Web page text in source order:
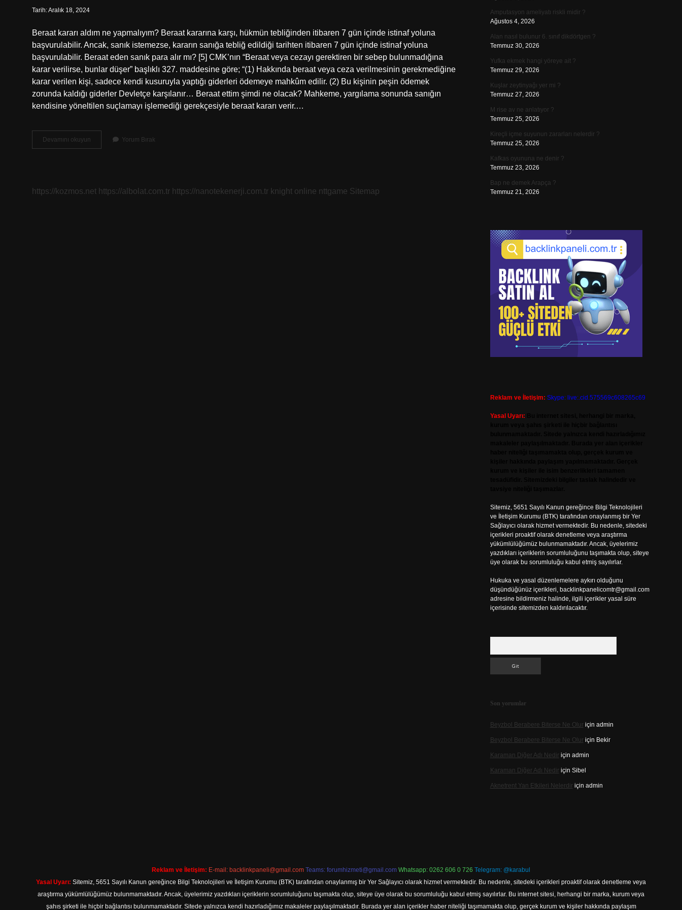
Tarih: Aralık 18, 2024
Beraat kararı aldım ne yapmalıyım? Beraat kararına karşı, hükmün tebliğinden itibaren 7 gün içinde istinaf yoluna
başvurulabilir. Ancak, sanık istemezse, kararın sanığa tebliğ edildiği tarihten itibaren 7 gün içinde istinaf yoluna
başvurulabilir. Beraat eden sanık para alır mı? [5] CMK’nın “Beraat veya cezayı gerektiren bir sebep bulunmadığına
karar verilirse, bunlar düşer” başlıklı 327. maddesine göre; “(1) Hakkında beraat veya ceza verilmesinin gerekmediğine
karar verilen kişi, sadece kendi kusuruyla yaptığı giderleri ödemeye mahkûm edilir. (2) Bu kişinin peşin ödemek
zorunda kaldığı giderler Devletçe karşılanır… Beraat ettim şimdi ne olacak? Mahkeme, yargılama sonunda sanığın
kendisine yöneltilen suçlamayı işlemediği gerekçesiyle beraat kararı verir.…
Devamını okuyun
Kararı
Yorum Bırak
https://kozmos.net https://albolat.com.tr https://nanotekenerji.com.tr knight online nttgame Sitemap
Amputasyon ameliyatı riskli midir ?
Ağustos 4, 2026
Alan nasıl bulunur 6. sınıf dikdörtgen ?
Temmuz 30, 2026
Yufka ekmek hangi yöreye ait ?
Temmuz 29, 2026
Kuşlar zeytinyağı yer mi ?
Temmuz 27, 2026
M rise av ne anlatıyor ?
Temmuz 25, 2026
Kireçli içme suyunun zararları nelerdir ?
Temmuz 25, 2026
Kafkas oyununa ne denir ?
Temmuz 23, 2026
Bap ne demek Arapça ?
Temmuz 21, 2026
Reklam ve İletişim: Skype: live:.cid.575569c608265c69
Yasal Uyarı:
Sitemiz, 5651 Sayılı Kanun gereğince Bilgi Teknolojileri
ve İletişim Kurumu (BTK) tarafından onaylanmış bir Yer
Sağlayıcı olarak hizmet vermektedir. Bu nedenle, sitedeki
içerikleri proaktif olarak denetleme veya araştırma
yükümlülüğümüz bulunmamaktadır. Ancak, üyelerimiz
yazdıkları içeriklerin sorumluluğunu taşımakta olup, siteye
üye olarak bu sorumluluğu kabul etmiş sayılırlar.
Hukuka ve yasal düzenlemelere aykırı olduğunu
düşündüğünüz içerikleri, backlinkpanelicomtr@gmail.com
adresine bildirmeniz halinde, ilgili içerikler yasal süre
içerisinde sitemizden kaldırılacaktır.
Son yorumlar
Beyzbol Berabere Biterse Ne Oluriçin admin
Beyzbol Berabere Biterse Ne Oluriçin Bekir
Karaman Diğer Adı Nediriçin admin
Karaman Diğer Adı Nediriçin Sibel
Aknetrent Yan Etkileri Nelerdiriçin admin
Reklam ve İletişim: E-mail: backlinkpaneli@gmail.com Teams: forumhizmeti@gmail.com Whatsapp: 0262 606 0 726 Telegram: @karabul
Yasal Uyarı: Sitemiz, 5651 Sayılı Kanun gereğince Bilgi Teknolojileri ve İletişim Kurumu (BTK) tarafından onaylanmış bir Yer Sağlayıcı olarak hizmet vermektedir. Bu nedenle, sitedeki içerikleri proaktif olarak denetleme veya
araştırma yükümlülüğümüz bulunmamaktadır. Ancak, üyelerimiz yazdıkları içeriklerin sorumluluğunu taşımakta olup, siteye üye olarak bu sorumluluğu kabul etmiş sayılırlar. Bu internet sitesi, herhangi bir marka, kurum veya
şahıs şirketi ile hiçbir bağlantısı bulunmamaktadır. Sitede yalnızca kendi hazırladığımız makaleler paylaşılmaktadır. Burada yer alan içerikler haber niteliği taşımamakta olup, gerçek kurum ve kişiler hakkında paylaşım